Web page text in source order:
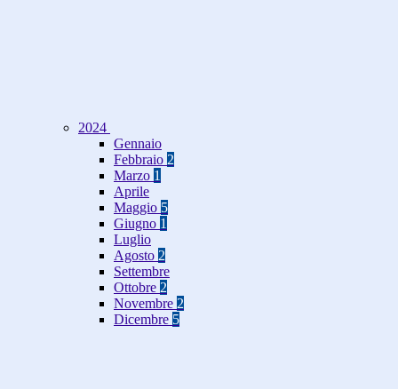
2024
Gennaio
Febbraio 2
Marzo 1
Aprile
Maggio 5
Giugno 1
Luglio
Agosto 2
Settembre
Ottobre 2
Novembre 2
Dicembre 5